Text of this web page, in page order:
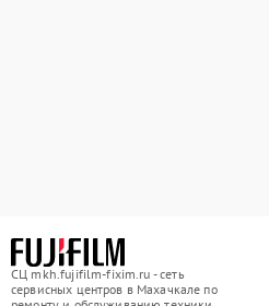
СЦ mkh.fujifilm-fixim.ru - сеть
сервисных центров в Махачкале по